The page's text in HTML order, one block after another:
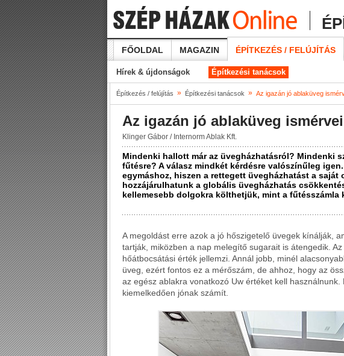
FŐOLDAL MAGAZIN ÉPÍTKEZÉS / FELÚJÍTÁS
Hírek & újdonságok Építkezési tanácsok
Építkezés / felújítás » Építkezési tanácsok » Az igazán jó ablaküveg
Az igazán jó ablaküveg ismérvei
Klinger Gábor / Internorm Ablak Kft.
Mindenki hallott már az üvegházhatásról? Mindenki
fűtésre? A válasz mindkét kérdésre valószínűleg
egymáshoz, hiszen a rettegett üvegházhatást a
hozzájárulhatunk a globális üvegházhatás
kellemesebb dolgokra költhetjük, mint a fűtésszámla
A megoldást erre azok a jó hőszigetelő üvegek kínálják,
tartják, miközben a nap melegítő sugarait is átengedik.
hőátbocsátási érték jellemzi. Annál jobb, minél
üveg, ezért fontos ez a mérőszám, de ahhoz, hogy az
az egész ablakra vonatkozó Uw értéket kell
kiemelkedően jónak számít.